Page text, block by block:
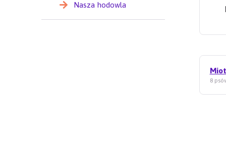
Nasza hodowla
8